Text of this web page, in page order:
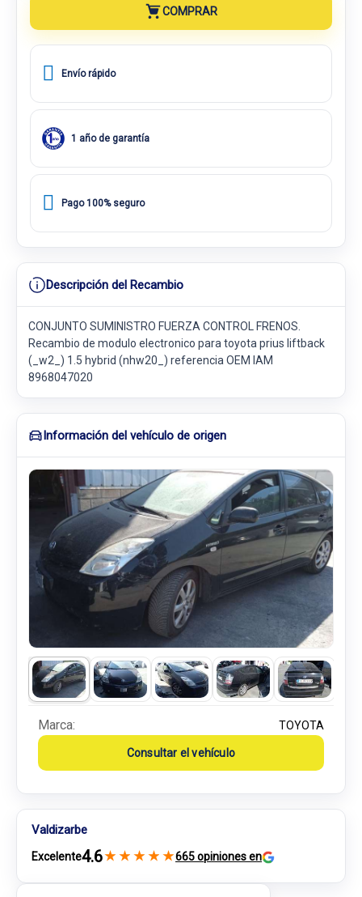
COMPRAR
Envío rápido
1 año de garantía
Pago 100% seguro
Descripción del Recambio
CONJUNTO SUMINISTRO FUERZA CONTROL FRENOS.
Recambio de modulo electronico para toyota prius liftback
(_w2_) 1.5 hybrid (nhw20_) referencia OEM IAM
8968047020
Información del vehículo de origen
Marca: TOYOTA
Consultar el vehículo
Valdizarbe
Excelente4.6★ ★ ★ ★ ★665 opiniones en